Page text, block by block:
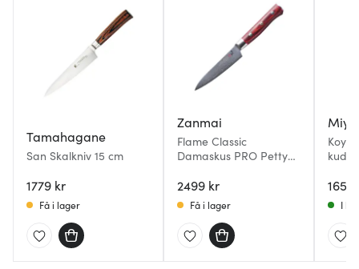
Tamahagane
San Skalkniv 15 cm
1779 kr
Få i lager
Zanmai
Flame Classic
Damaskus PRO Petty
2499 kr
Få i lager
Koya
1659
I